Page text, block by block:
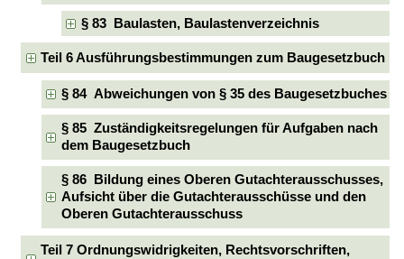
§ 83 Baulasten, Baulastenverzeichnis
Teil 6 Ausführungsbestimmungen zum Baugesetzbuch
§ 84 Abweichungen von § 35 des Baugesetzbuches
§ 85 Zuständigkeitsregelungen für Aufgaben nach
dem Baugesetzbuch
§ 86 Bildung eines Oberen Gutachterausschusses,
Aufsicht über die Gutachterausschüsse und den
Oberen Gutachterausschuss
Teil 7 Ordnungswidrigkeiten, Rechtsvorschriften,